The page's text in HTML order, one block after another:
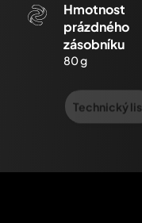
Hmotnost
prázdného
zásobníku
80 g
Technický list